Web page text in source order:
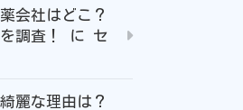
会社はどこ？
調査！
に セ
麗な理由は？